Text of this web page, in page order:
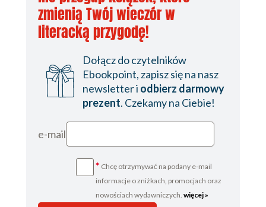
zmienią Twój wieczór w
literacką przygodę!
Dołącz do czytelników
Ebookpoint, zapisz się na nasz
newsletter i odbierz darmowy
prezent. Czekamy na Ciebie!
e-mail
* Chcę otrzymywać na podany e-mail
informacje o zniżkach, promocjach oraz
nowościach wydawniczych. więcej »